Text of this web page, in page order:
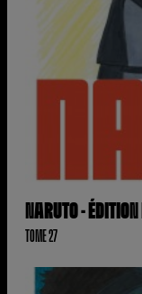
NARUTO -
TOME 27